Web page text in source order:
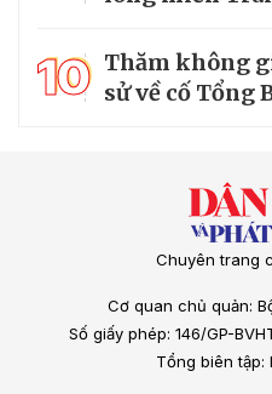
10 Thăm không
sử về cố Tổng
Chuyên trang
Cơ quan chủ quản:
Số giấy phép: 146/GP-
Tổng biên tập: